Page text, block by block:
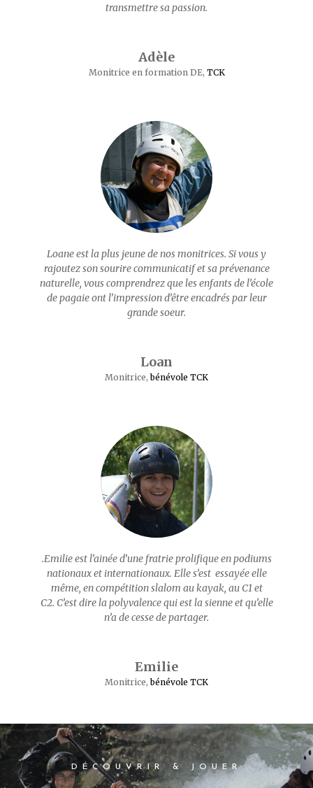
transmettre sa passion.
Adèle
Monitrice en formation DE, TCK
Loane est la plus jeune de nos monitrices. Si vous y
rajoutez son sourire communicatif et sa prévenance
naturelle, vous comprendrez que les enfants de l’école
de pagaie ont l’impression d’être encadrés par leur
grande soeur.
Loan
Monitrice, bénévole TCK
.Emilie est l’ainée d’une fratrie prolifique en podiums
nationaux et internationaux. Elle s’est essayée elle
même, en compétition slalom au kayak, au C1 et
C2. C’est dire la polyvalence qui est la sienne et qu’elle
n’a de cesse de partager.
Emilie
Monitrice, bénévole TCK
DÉCOUVRIR & JOUER